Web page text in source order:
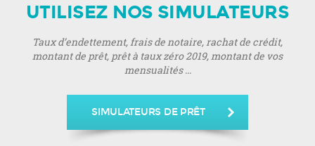
UTILISEZ NOS SIMULATEURS
Taux d’endettement, frais de notaire, rachat de crédit,
montant de prêt, prêt à taux zéro 2019, montant de vos
mensualités ...
SIMULATEURS DE PRÊT